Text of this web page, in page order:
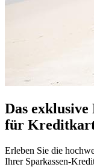
Das
für
Erleben Sie die
Ihrer Sparkassen-